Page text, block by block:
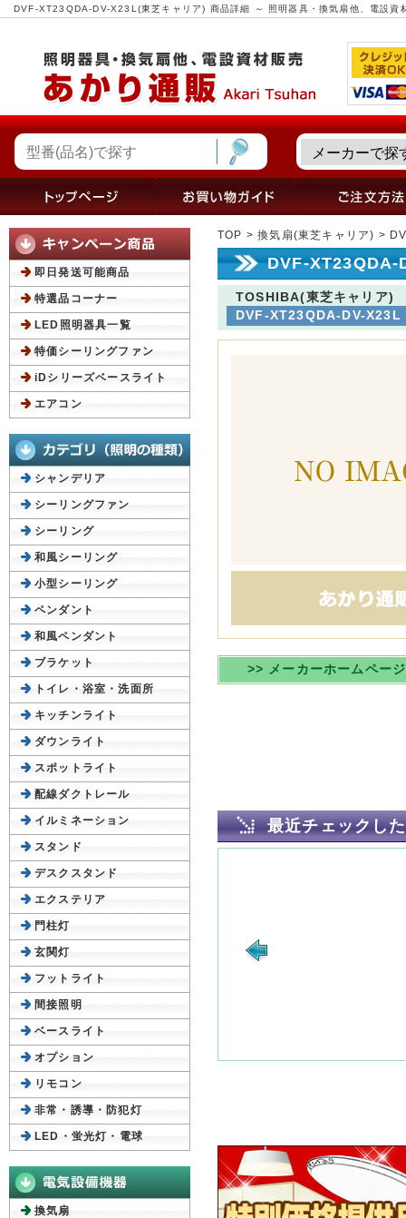
DVF-XT23QDA-DV-X23L(東芝キャリア) 商品詳細 ～ 照明器具・換気扇他、電設資
TOP >換気扇(東芝キャリア) >
DVF-XT23QDA-
TOSHIBA(東芝キャリア)
DVF-XT23QDA-DV-X23L
>> メーカーホームペー
最近チェックし
即日発送可能商品
特選品コーナー
LED照明器具一覧
特価シーリングファン
iDシリーズベースライト
エアコン
シャンデリア
シーリングファン
シーリング
和風シーリング
小型シーリング
ペンダント
和風ペンダント
ブラケット
トイレ・浴室・洗面所
キッチンライト
ダウンライト
スポットライト
配線ダクトレール
イルミネーション
スタンド
デスクスタンド
エクステリア
門柱灯
玄関灯
フットライト
間接照明
ベースライト
オプション
リモコン
非常・誘導・防犯灯
LED・蛍光灯・電球
換気扇